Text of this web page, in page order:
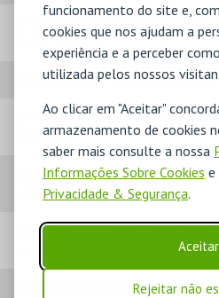
funcionamento do site e,
cookies que nos ajudam a
experiência e a perceber
utilizada pelos nossos
Ao clicar em "Aceitar"
armazenamento de cookies
saber mais consulte a nossa
Informações Sobre Cookies e
Privacidade & Segurança.
Aceitar
Rejeitar não
16. POSSO COMPRAR BILHETES
17. POSSO DAR OS MEUS
18. POSSO IMPRIMIR OS
BRANCO?
19. QUAIS OS MODOS DE
NO SITE BOL?
20. QUANTO TEMPO DEMORA A
DA COMPRA NO CARTÃO DE
21. QUANTOS BILHETES POSSO